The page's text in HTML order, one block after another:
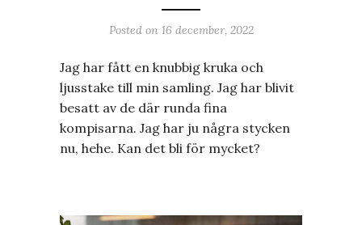
Posted on 16 december, 2022
Jag har fått en knubbig kruka och
ljusstake till min samling. Jag har blivit
besatt av de där runda fina
kompisarna. Jag har ju några stycken
nu, hehe. Kan det bli för mycket?